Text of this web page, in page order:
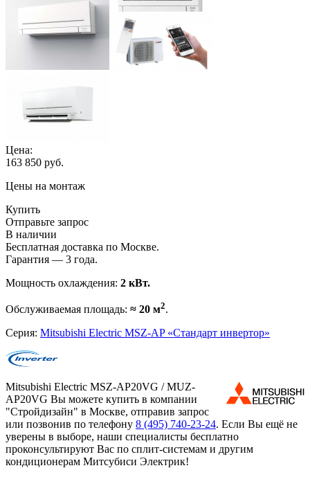
Цена:
163 850 руб.
Цены на монтаж
Купить
Отправьте запрос
В наличии
Бесплатная доставка по Москве.
Гарантия — 3 года.
Мощность охлаждения: 2 кВт.
Обслуживаемая площадь: ≈ 20 м2.
Серия: Mitsubishi Electric MSZ-AP «Стандарт инвертор»
Mitsubishi Electric MSZ-AP20VG / MUZ-
AP20VG Вы можете купить в компании
"Стройдизайн" в Москве, отправив запрос
или позвонив по телефону 8 (495) 740-23-24. Если Вы ещё не
уверены в выборе, наши специалисты бесплатно
проконсультируют Вас по сплит-системам и другим
кондиционерам Митсубиси Электрик!